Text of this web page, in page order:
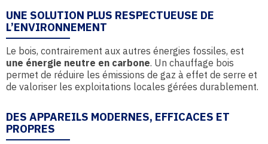
UNE SOLUTION PLUS RESPECTUEUSE DE
L’ENVIRONNEMENT
Le bois, contrairement aux autres énergies fossiles, est
une énergie neutre en carbone. Un chauffage bois
permet de réduire les émissions de gaz à effet de serre et
de valoriser les exploitations locales gérées durablement.
DES APPAREILS MODERNES, EFFICACES ET
PROPRES